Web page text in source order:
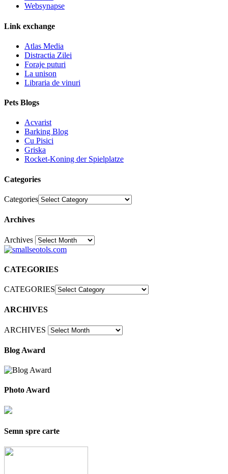
Websynapse
Link exchange
Atlas Media
Distractia Zilei
Foraje puturi
La unison
Libraria de vinuri
Pets Blogs
Acvarist
Barking Blog
Cu Pisici
Griska
Rocket-Koning der Spielplatze
Categories
Categories
Archives
Archives30
CATEGORIES
CATEGORIES
ARCHIVES
ARCHIVES
Blog Award
Photo Award
Semn spre carte